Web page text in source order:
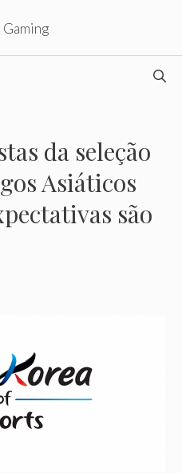
da seleção
Asiáticos
são